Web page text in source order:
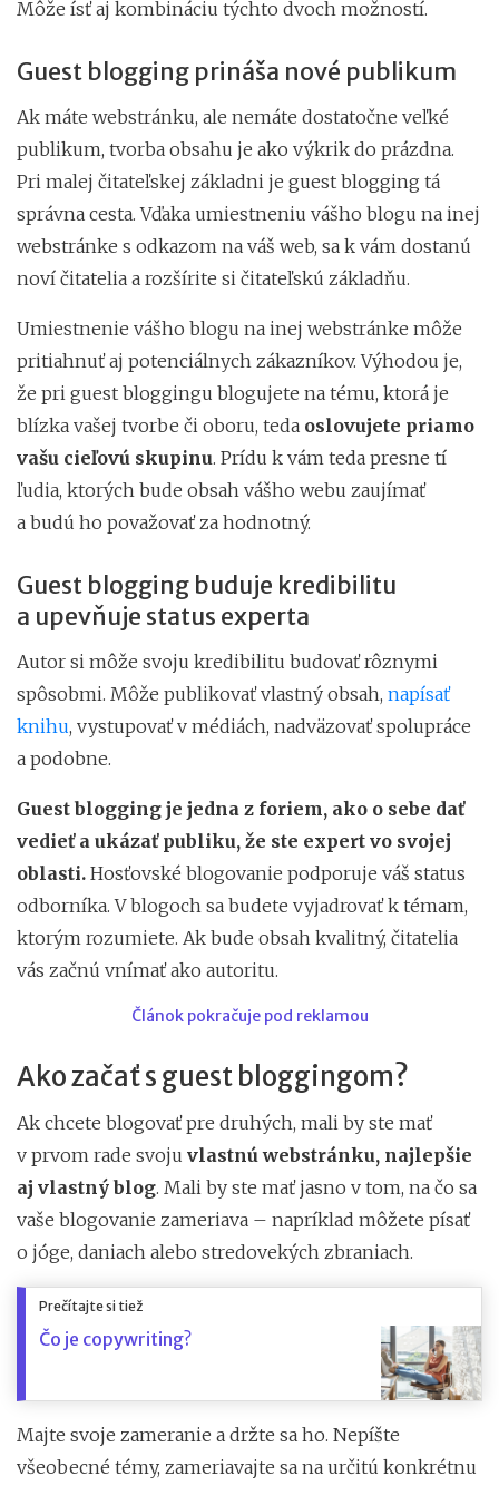
Môže ísť aj kombináciu týchto dvoch možností.
Guest blogging prináša nové publikum
Ak máte webstránku, ale nemáte dostatočne veľké
publikum, tvorba obsahu je ako výkrik do prázdna.
Pri malej čitateľskej základni je guest blogging tá
správna cesta. Vďaka umiestneniu vášho blogu na inej
webstránke s odkazom na váš web, sa k vám dostanú
noví čitatelia a rozšírite si čitateľskú základňu.
Umiestnenie vášho blogu na inej webstránke môže
pritiahnuť aj potenciálnych zákazníkov. Výhodou je,
že pri guest bloggingu blogujete na tému, ktorá je
blízka vašej tvorbe či oboru, teda oslovujete priamo
vašu cieľovú skupinu. Prídu k vám teda presne tí
ľudia, ktorých bude obsah vášho webu zaujímať
a budú ho považovať za hodnotný.
Guest blogging buduje kredibilitu
a upevňuje status experta
Autor si môže svoju kredibilitu budovať rôznymi
spôsobmi. Môže publikovať vlastný obsah, napísať
knihu, vystupovať v médiách, nadväzovať spolupráce
a podobne.
Guest blogging je jedna z foriem, ako o sebe dať
vedieť a ukázať publiku, že ste expert vo svojej
oblasti. Hosťovské blogovanie podporuje váš status
odborníka. V blogoch sa budete vyjadrovať k témam,
ktorým rozumiete. Ak bude obsah kvalitný, čitatelia
vás začnú vnímať ako autoritu.
Článok pokračuje pod reklamou
Ako začať s guest bloggingom?
Ak chcete blogovať pre druhých, mali by ste mať
v prvom rade svoju vlastnú webstránku, najlepšie
aj vlastný blog. Mali by ste mať jasno v tom, na čo sa
vaše blogovanie zameriava – napríklad môžete písať
o jóge, daniach alebo stredovekých zbraniach.
Prečítajte si tiež
Čo je copywriting?
Majte svoje zameranie a držte sa ho. Nepíšte
všeobecné témy, zameriavajte sa na určitú konkrétnu